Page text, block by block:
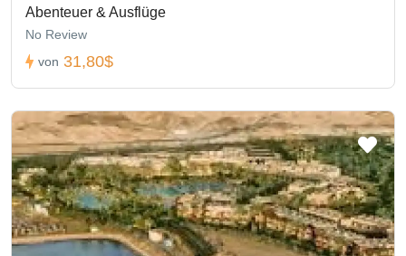
Abenteuer & Ausflüge
No Review
von 31,80$